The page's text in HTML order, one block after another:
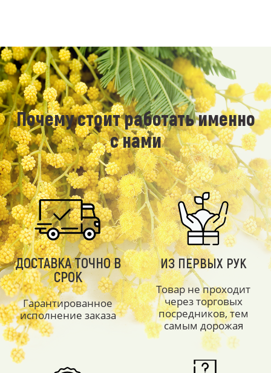
Почему стоит работать именно
с нами
ДОСТАВКА ТОЧНО В
СРОК
Гарантированное
исполнение заказа
ИЗ ПЕРВЫХ РУК
Товар не проходит
через торговых
посредников, тем
самым дорожая